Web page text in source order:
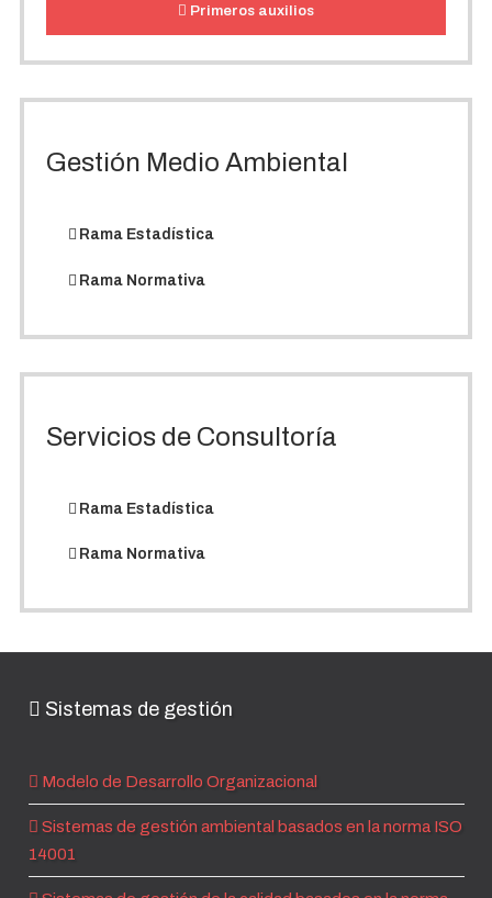
Primeros auxilios
Gestión Medio Ambiental
Rama Estadística
Rama Normativa
Servicios de Consultoría
Rama Estadística
Rama Normativa
Sistemas de gestión
Modelo de Desarrollo Organizacional
Sistemas de gestión ambiental basados en la norma ISO
14001